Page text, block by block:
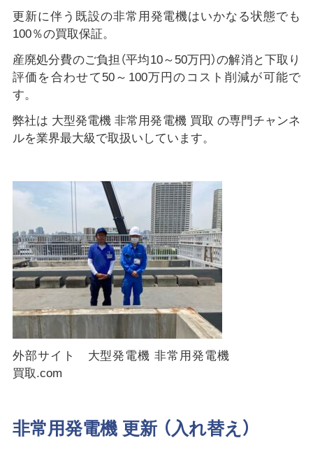
更新に伴う既設の非常用発電機はいかなる状態でも
100％の買取保証。
産廃処分費のご負担（平均10～50万円）の解消と下取り
評価を合わせて50～100万円のコスト削減が可能で
す。
弊社は 大型発電機 非常用発電機 買取 の専門チャンネ
ルを業界最大級で取扱いしています。
外部サイト 大型発電機 非常用発電機
買取.com
非常用発電機 更新 （入れ替え）